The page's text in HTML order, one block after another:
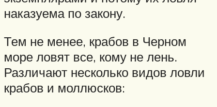
наказуема по закону.
Тем не менее, крабов в Черном
море ловят все, кому не лень.
Различают несколько видов ловли
крабов и моллюсков: